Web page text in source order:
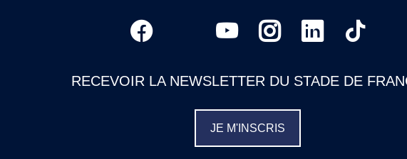
RECEVOIR LA NEWSLETTER DU STADE DE
JE M'INSCRIS